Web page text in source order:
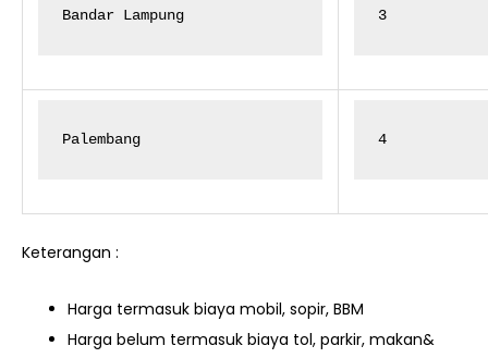
Bandar Lampung 3
Palembang 4
Keterangan :
Harga termasuk biaya mobil, sopir, BBM
Harga belum termasuk biaya tol, parkir, makan&